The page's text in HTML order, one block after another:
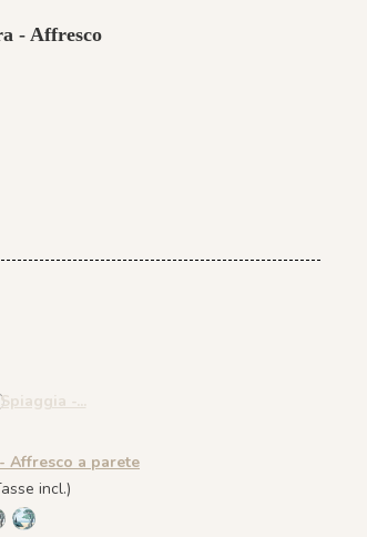
- Affresco
Affresco a parete
incl.)
Ciliega
- Glassato
R058 - Verde Smeraldo